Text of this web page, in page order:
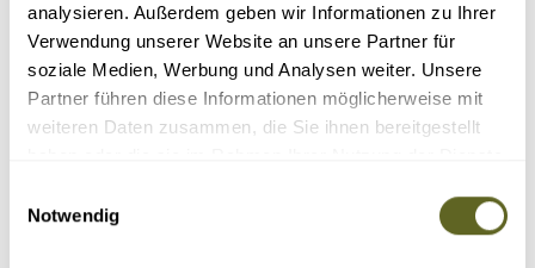
analysieren. Außerdem geben wir Informationen zu Ihrer
Verwendung unserer Website an unsere Partner für
soziale Medien, Werbung und Analysen weiter. Unsere
Partner führen diese Informationen möglicherweise mit
weiteren Daten zusammen, die Sie ihnen bereitgestellt
Notwendig
INDIVIDUALREISEN NACH TIBET